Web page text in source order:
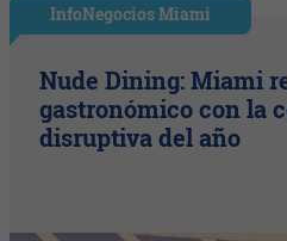
InfoNegocios Miami
Nude Dining: Miami
gastronómico con la
disruptiva del año